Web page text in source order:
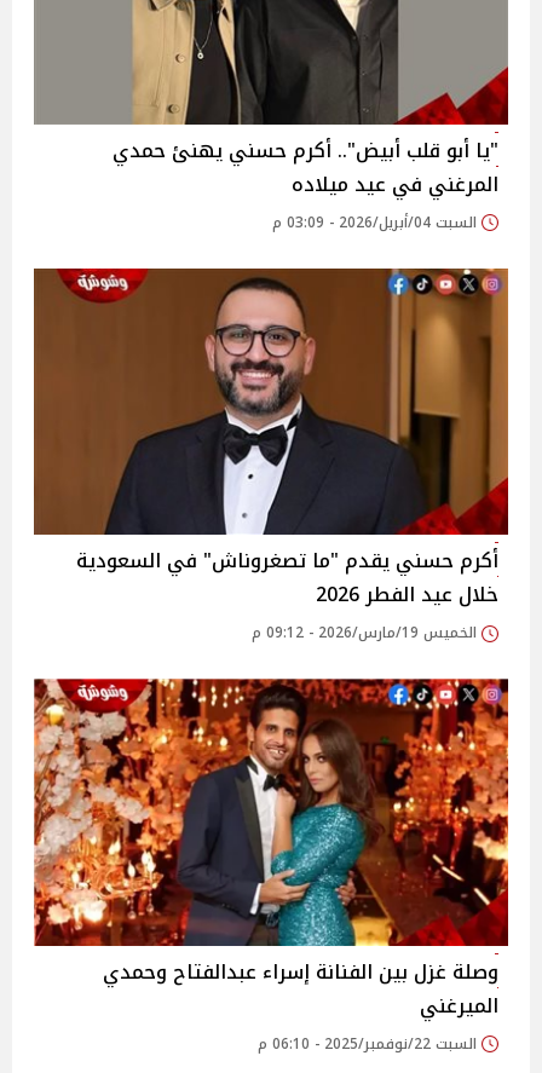
"يا أبو قلب أبيض".. أكرم حسني يهنئ حمدي
المرغني في عيد ميلاده
السبت 04/أبريل/2026 - 03:09 م
أكرم حسني يقدم "ما تصغروناش" في السعودية
خلال عيد الفطر 2026
الخميس 19/مارس/2026 - 09:12 م
وصلة غزل بين الفنانة إسراء عبدالفتاح وحمدي
الميرغني
السبت 22/نوفمبر/2025 - 06:10 م